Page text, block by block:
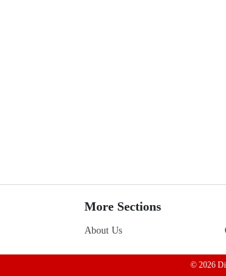
More Sections
About Us
© 2026